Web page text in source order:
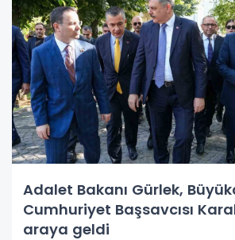
Adalet Bakanı Gürlek,
Cumhuriyet Başsavcısı
araya geldi